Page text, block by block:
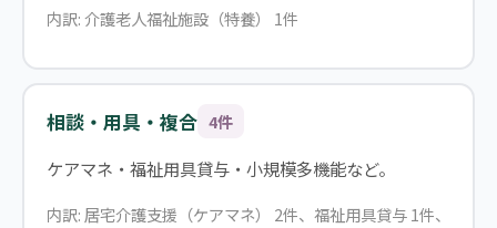
内訳: 介護老人福祉施設（特養） 1件
相談・用具・複合 4件
ケアマネ・福祉用具貸与・小規模多機能など。
内訳: 居宅介護支援（ケアマネ） 2件、福祉用具貸与 1件、